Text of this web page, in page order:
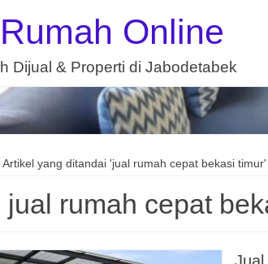
Online
Dijual & Properti di Jabodetabek
Artikel yang ditandai 'jual rumah cepat bekasi timur'
jual rumah cepat